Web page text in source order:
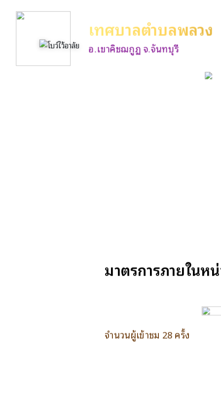
เทศบาลตำบลพลวง
อ.เขาคิชฌกูฏ จ.จันทบุรี
มาตรการภายในห
จำนวนผู้เข้าชม 28 ครั้ง